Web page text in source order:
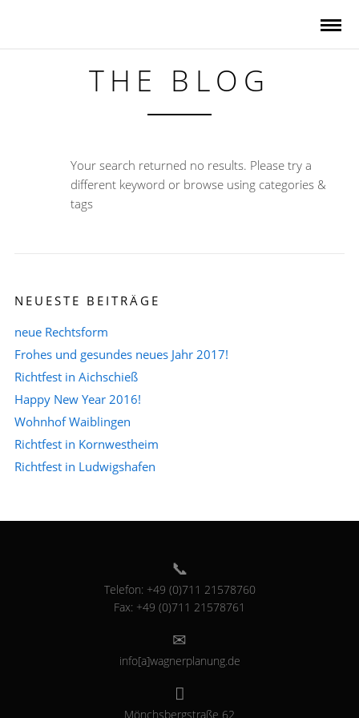
THE BLOG
Your search returned no results. Please try a
different keyword or browse using categories &
tags
NEUESTE BEITRÄGE
neue Rechtsform
Frohes und gesundes neues Jahr 2017!
Richtfest in Aichschieß
Happy New Year 2016!
Wohnhof Waiblingen
Richtfest in Kornwestheim
Richtfest in Ludwigshafen
Telefon: +49 (0)711 21578760
Fax: +49 (0)711 21578761
info[a]wagnerplanung.de
Mönchsbergstraße 62